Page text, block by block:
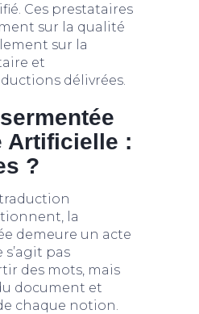
Ces prestataires
sur la qualité
sur la
et
délivrées.
Artificielle :
?
traduction
la
demeure un acte
pas
des mots, mais
document et
chaque notion.